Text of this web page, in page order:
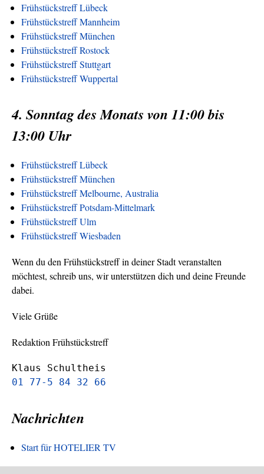
Frühstückstreff Lübeck
Frühstückstreff Mannheim
Frühstückstreff München
Frühstückstreff Rostock
Frühstückstreff Stuttgart
Frühstückstreff Wuppertal
4. Sonntag des Monats von 11:00 bis
13:00 Uhr
Frühstückstreff Lübeck
Frühstückstreff München
Frühstückstreff Melbourne, Australia
Frühstückstreff Potsdam-Mittelmark
Frühstückstreff Ulm
Frühstückstreff Wiesbaden
Wenn du den Frühstückstreff in deiner Stadt veranstalten
möchtest, schreib uns, wir unterstützen dich und deine Freunde
dabei.
Viele Grüße
Redaktion Frühstückstreff
Klaus Schultheis
01 77-5 84 32 66
Nachrichten
Start für HOTELIER TV